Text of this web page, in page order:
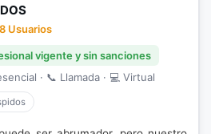
Usuarios
vigente y sin sanciones
· 📞 Llamada · 💻 Virtual